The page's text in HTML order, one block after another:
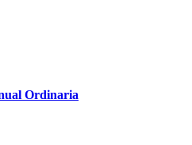
Ordinaria